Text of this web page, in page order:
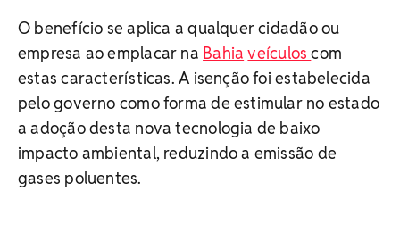
O benefício se aplica a qualquer cidadão ou
empresa ao emplacar na Bahia veículoscom
estas características. A isenção foi estabelecida
pelo governo como forma de estimular no estado
a adoção desta nova tecnologia de baixo
impacto ambiental, reduzindo a emissão de
gases poluentes.